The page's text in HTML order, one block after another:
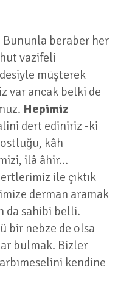
Bununla beraber her
vazifeli
müşterek
var ancak belki de
Hepimiz
dert ediniriz -ki
kâh
ilâ âhir…
ile çıktık
derman aramak
da sahibi belli.
bir nebze de olsa
bulmak. Bizler
kendine